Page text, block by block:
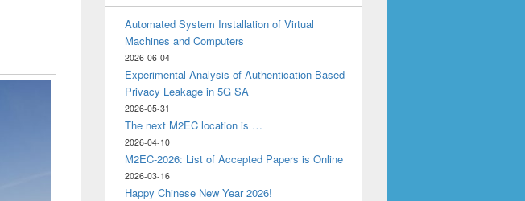
Automated System Installation of Virtual
Machines and Computers
2026-06-04
Experimental Analysis of Authentication-Based
Privacy Leakage in 5G SA
2026-05-31
The next M2EC location is …
2026-04-10
M2EC-2026: List of Accepted Papers is Online
2026-03-16
Happy Chinese New Year 2026!